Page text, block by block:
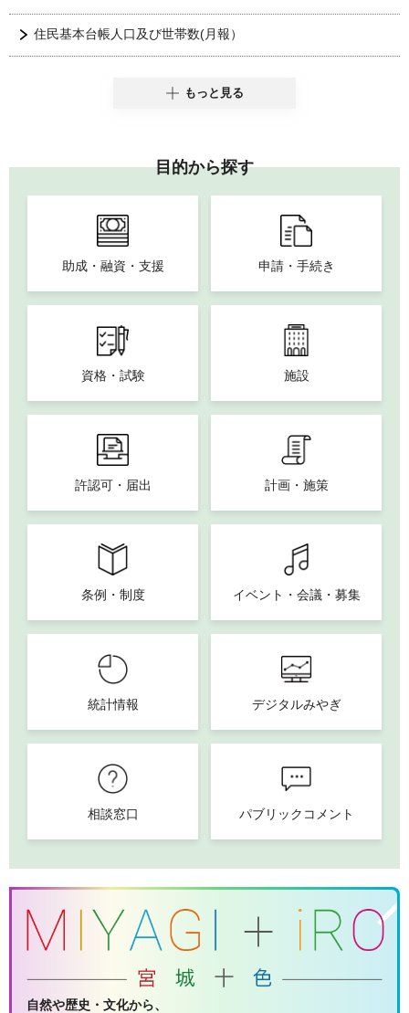
住民基本台帳人口及び世帯数(月報）
もっと見る
目的から探す
助成・融資・支援 申請・手続き
資格・試験 施設
許認可・届出 計画・施策
条例・制度 イベント・会議・募集
統計情報 デジタルみやぎ
相談窓口 パブリックコメント
自然や歴史・文化から、